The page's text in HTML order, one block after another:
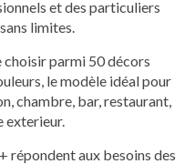
et des particuliers
limites.
parmi 50 décors
le modèle idéal pour
chambre, bar, restaurant,
exterieur.
répondent aux besoins des